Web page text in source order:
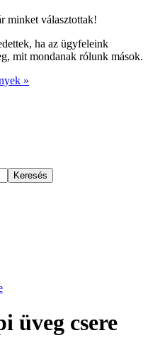
minket választottak!
ha az ügyfeleink
mit mondanak rólunk mások.
»
Keresés
üveg csere